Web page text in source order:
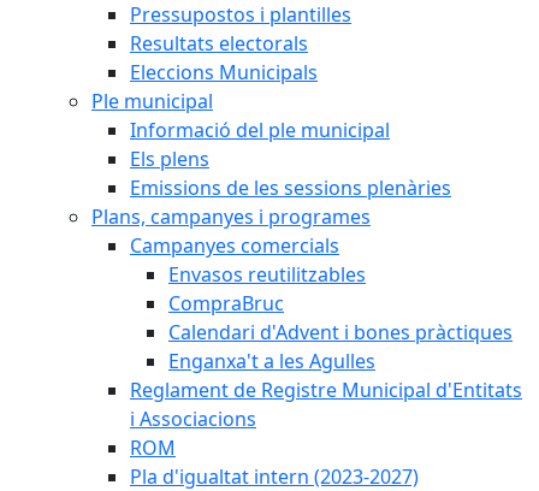
Pressupostos i plantilles
Resultats electorals
Eleccions Municipals
Ple municipal
Informació del ple municipal
Els plens
Emissions de les sessions plenàries
Plans, campanyes i programes
Campanyes comercials
Envasos reutilitzables
CompraBruc
Calendari d'Advent i bones pràctiques
Enganxa't a les Agulles
Reglament de Registre Municipal d'Entitats
i Associacions
ROM
Pla d'igualtat intern (2023-2027)